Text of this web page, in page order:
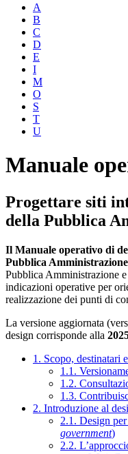
A
B
C
D
E
I
M
O
S
T
U
Manuale
Progettare siti
della Pubblica
Il Manuale operativo di
Pubblica Amministrazione
Pubblica Amministrazione
indicazioni operative per
realizzazione dei punti di
La versione aggiornata
design corrisponde alla
1. Scopo, destinatari
1.1.
1.2.
1.3.
2. Introduzione al
2.1. Design
government)
2.2.